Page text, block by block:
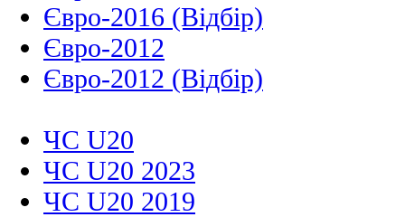
Євро-2016 (Відбір)
Євро-2012
Євро-2012 (Відбір)
ЧС U20
ЧС U20 2023
ЧС U20 2019